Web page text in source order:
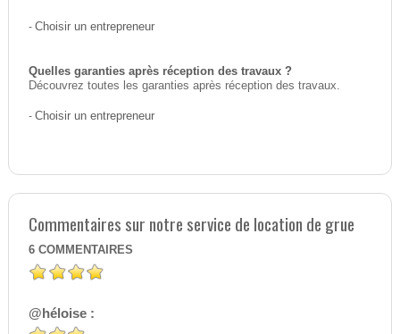
- Choisir un entrepreneur
Quelles garanties après réception des travaux ?
Découvrez toutes les garanties après réception des travaux.
- Choisir un entrepreneur
Commentaires sur notre service de location de grue
6 COMMENTAIRES
@héloise :